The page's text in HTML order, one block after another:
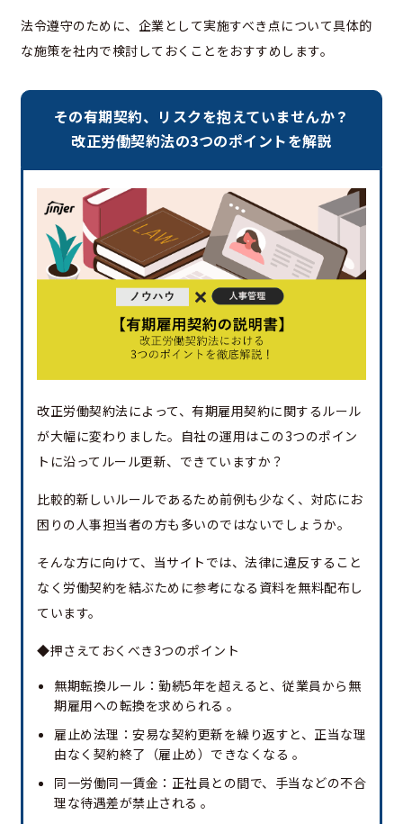
法令遵守のために、企業として実施すべき点について具体的
な施策を社内で検討しておくことをおすすめします。
その有期契約、リスクを抱えていませんか？
改正労働契約法の3つのポイントを解説
改正労働契約法によって、有期雇用契約に関するルール
が大幅に変わりました。自社の運用はこの3つのポイン
トに沿ってルール更新、できていますか？
比較的新しいルールであるため前例も少なく、対応にお
困りの人事担当者の方も多いのではないでしょうか。
そんな方に向けて、当サイトでは、法律に違反すること
なく労働契約を結ぶために参考になる資料を無料配布し
ています。
◆押さえておくべき3つのポイント
無期転換ルール：勤続5年を超えると、従業員から無
期雇用への転換を求められる 。
雇止め法理：安易な契約更新を繰り返すと、正当な理
由なく契約終了（雇止め）できなくなる 。
同一労働同一賃金：正社員との間で、手当などの不合
理な待遇差が禁止される 。